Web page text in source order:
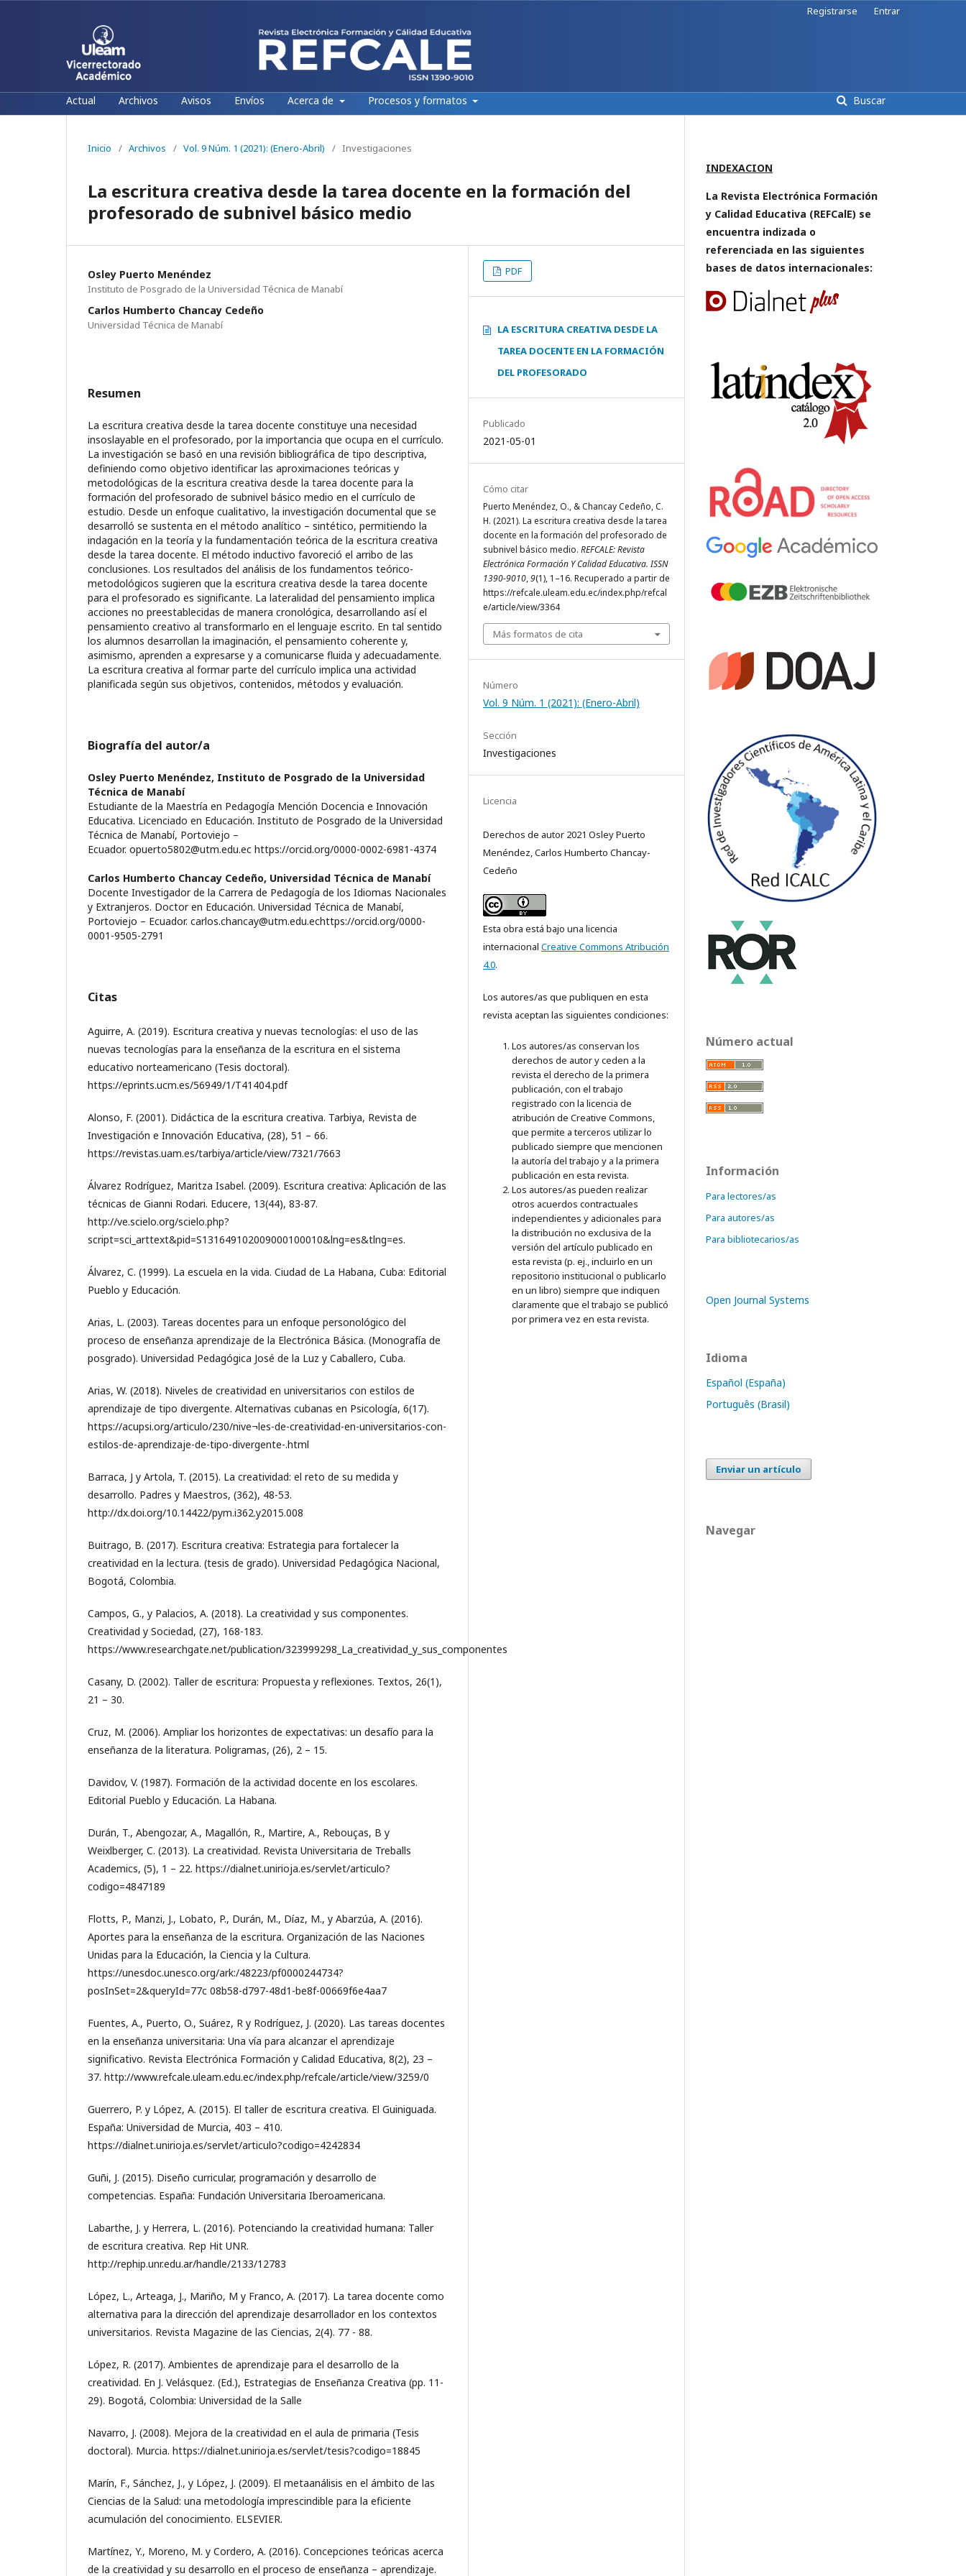
Actual Archivos Avisos Envíos Acerca de Procesos y formatos Buscar
Registrarse Entrar
Inicio / Archivos / Vol. 9 Núm. 1 (2021): (Enero-Abril) / Investigaciones
La escritura creativa desde la tarea docente en la formación del
profesorado de subnivel básico medio
Osley Puerto Menéndez
Instituto de Posgrado de la Universidad Técnica de Manabí
Carlos Humberto Chancay Cedeño
Universidad Técnica de Manabí
Resumen
La escritura creativa desde la tarea docente constituye una necesidad
insoslayable en el profesorado, por la importancia que ocupa en el currículo.
La investigación se basó en una revisión bibliográfica de tipo descriptiva,
definiendo como objetivo identificar las aproximaciones teóricas y
metodológicas de la escritura creativa desde la tarea docente para la
formación del profesorado de subnivel básico medio en el currículo de
estudio. Desde un enfoque cualitativo, la investigación documental que se
desarrolló se sustenta en el método analítico – sintético, permitiendo la
indagación en la teoría y la fundamentación teórica de la escritura creativa
desde la tarea docente. El método inductivo favoreció el arribo de las
conclusiones. Los resultados del análisis de los fundamentos teórico-
metodológicos sugieren que la escritura creativa desde la tarea docente
para el profesorado es significante. La lateralidad del pensamiento implica
acciones no preestablecidas de manera cronológica, desarrollando así el
pensamiento creativo al transformarlo en el lenguaje escrito. En tal sentido
los alumnos desarrollan la imaginación, el pensamiento coherente y,
asimismo, aprenden a expresarse y a comunicarse fluida y adecuadamente.
La escritura creativa al formar parte del currículo implica una actividad
planificada según sus objetivos, contenidos, métodos y evaluación.
Biografía del autor/a
Osley Puerto Menéndez, Instituto de Posgrado de la Universidad
Técnica de Manabí
Estudiante de la Maestría en Pedagogía Mención Docencia e Innovación
Educativa. Licenciado en Educación. Instituto de Posgrado de la Universidad
Técnica de Manabí, Portoviejo –
Ecuador. opuerto5802@utm.edu.ec https://orcid.org/0000-0002-6981-4374
Carlos Humberto Chancay Cedeño, Universidad Técnica de Manabí
Docente Investigador de la Carrera de Pedagogía de los Idiomas Nacionales
y Extranjeros. Doctor en Educación. Universidad Técnica de Manabí,
Portoviejo – Ecuador. carlos.chancay@utm.edu.echttps://orcid.org/0000-
0001-9505-2791
Citas
Aguirre, A. (2019). Escritura creativa y nuevas tecnologías: el uso de las
nuevas tecnologías para la enseñanza de la escritura en el sistema
educativo norteamericano (Tesis doctoral).
https://eprints.ucm.es/56949/1/T41404.pdf
Alonso, F. (2001). Didáctica de la escritura creativa. Tarbiya, Revista de
Investigación e Innovación Educativa, (28), 51 – 66.
https://revistas.uam.es/tarbiya/article/view/7321/7663
Álvarez Rodríguez, Maritza Isabel. (2009). Escritura creativa: Aplicación de las
técnicas de Gianni Rodari. Educere, 13(44), 83-87.
http://ve.scielo.org/scielo.php?
script=sci_arttext&pid=S131649102009000100010&lng=es&tlng=es.
Álvarez, C. (1999). La escuela en la vida. Ciudad de La Habana, Cuba: Editorial
Pueblo y Educación.
Arias, L. (2003). Tareas docentes para un enfoque personológico del
proceso de enseñanza aprendizaje de la Electrónica Básica. (Monografía de
posgrado). Universidad Pedagógica José de la Luz y Caballero, Cuba.
Arias, W. (2018). Niveles de creatividad en universitarios con estilos de
aprendizaje de tipo divergente. Alternativas cubanas en Psicología, 6(17).
https://acupsi.org/articulo/230/nive¬les-de-creatividad-en-universitarios-con-
estilos-de-aprendizaje-de-tipo-divergente-.html
Barraca, J y Artola, T. (2015). La creatividad: el reto de su medida y
desarrollo. Padres y Maestros, (362), 48-53.
http://dx.doi.org/10.14422/pym.i362.y2015.008
Buitrago, B. (2017). Escritura creativa: Estrategia para fortalecer la
creatividad en la lectura. (tesis de grado). Universidad Pedagógica Nacional,
Bogotá, Colombia.
Campos, G., y Palacios, A. (2018). La creatividad y sus componentes.
Creatividad y Sociedad, (27), 168-183.
https://www.researchgate.net/publication/323999298_La_creatividad_y_sus_componentes
Casany, D. (2002). Taller de escritura: Propuesta y reflexiones. Textos, 26(1),
21 – 30.
Cruz, M. (2006). Ampliar los horizontes de expectativas: un desafío para la
enseñanza de la literatura. Poligramas, (26), 2 – 15.
Davidov, V. (1987). Formación de la actividad docente en los escolares.
Editorial Pueblo y Educación. La Habana.
Durán, T., Abengozar, A., Magallón, R., Martire, A., Rebouças, B y
Weixlberger, C. (2013). La creatividad. Revista Universitaria de Treballs
Academics, (5), 1 – 22. https://dialnet.unirioja.es/servlet/articulo?
codigo=4847189
Flotts, P., Manzi, J., Lobato, P., Durán, M., Díaz, M., y Abarzúa, A. (2016).
Aportes para la enseñanza de la escritura. Organización de las Naciones
Unidas para la Educación, la Ciencia y la Cultura.
https://unesdoc.unesco.org/ark:/48223/pf0000244734?
posInSet=2&queryId=77c 08b58-d797-48d1-be8f-00669f6e4aa7
Fuentes, A., Puerto, O., Suárez, R y Rodríguez, J. (2020). Las tareas docentes
en la enseñanza universitaria: Una vía para alcanzar el aprendizaje
significativo. Revista Electrónica Formación y Calidad Educativa, 8(2), 23 –
37. http://www.refcale.uleam.edu.ec/index.php/refcale/article/view/3259/0
Guerrero, P. y López, A. (2015). El taller de escritura creativa. El Guiniguada.
España: Universidad de Murcia, 403 – 410.
https://dialnet.unirioja.es/servlet/articulo?codigo=4242834
Guñi, J. (2015). Diseño curricular, programación y desarrollo de
competencias. España: Fundación Universitaria Iberoamericana.
Labarthe, J. y Herrera, L. (2016). Potenciando la creatividad humana: Taller
de escritura creativa. Rep Hit UNR.
http://rephip.unr.edu.ar/handle/2133/12783
López, L., Arteaga, J., Mariño, M y Franco, A. (2017). La tarea docente como
alternativa para la dirección del aprendizaje desarrollador en los contextos
universitarios. Revista Magazine de las Ciencias, 2(4). 77 - 88.
López, R. (2017). Ambientes de aprendizaje para el desarrollo de la
creatividad. En J. Velásquez. (Ed.), Estrategias de Enseñanza Creativa (pp. 11-
29). Bogotá, Colombia: Universidad de la Salle
Navarro, J. (2008). Mejora de la creatividad en el aula de primaria (Tesis
doctoral). Murcia. https://dialnet.unirioja.es/servlet/tesis?codigo=18845
Marín, F., Sánchez, J., y López, J. (2009). El metaanálisis en el ámbito de las
Ciencias de la Salud: una metodología imprescindible para la eficiente
acumulación del conocimiento. ELSEVIER.
Martínez, Y., Moreno, M. y Cordero, A. (2016). Concepciones teóricas acerca
de la creatividad y su desarrollo en el proceso de enseñanza – aprendizaje.
PDF
LA ESCRITURA CREATIVA DESDE LA
TAREA DOCENTE EN LA FORMACIÓN
DEL PROFESORADO
Publicado
2021-05-01
Cómo citar
Puerto Menéndez, O., & Chancay Cedeño, C.
H. (2021). La escritura creativa desde la tarea
docente en la formación del profesorado de
subnivel básico medio. REFCALE: Revista
Electrónica Formación Y Calidad Educativa. ISSN
1390-9010,9(1), 1–16. Recuperado a partir de
https://refcale.uleam.edu.ec/index.php/refcal
e/article/view/3364
Más formatos de cita
Número
Vol. 9 Núm. 1 (2021): (Enero-Abril)
Sección
Investigaciones
Licencia
Derechos de autor 2021 Osley Puerto
Menéndez, Carlos Humberto Chancay-
Cedeño
Esta obra está bajo una licencia
internacional Creative Commons Atribución
4.0.
Los autores/as que publiquen en esta
revista aceptan las siguientes condiciones:
Los autores/as conservan los
derechos de autor y ceden a la
revista el derecho de la primera
publicación, con el trabajo
registrado con la licencia de
atribución de Creative Commons,
que permite a terceros utilizar lo
publicado siempre que mencionen
la autoría del trabajo y a la primera
publicación en esta revista.
Los autores/as pueden realizar
otros acuerdos contractuales
independientes y adicionales para
la distribución no exclusiva de la
versión del artículo publicado en
esta revista (p. ej., incluirlo en un
repositorio institucional o publicarlo
en un libro) siempre que indiquen
claramente que el trabajo se publicó
por primera vez en esta revista.
INDEXACION
La Revista Electrónica Formación
y Calidad Educativa (REFCalE) se
encuentra indizada o
referenciada en las siguientes
bases de datos internacionales:
Número actual
Información
Para lectores/as
Para autores/as
Para bibliotecarios/as
Open Journal Systems
Idioma
Español (España)
Português (Brasil)
Enviar un artículo
Navegar